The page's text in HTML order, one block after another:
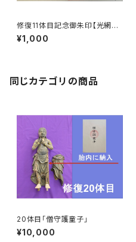
修復11体目記念御朱印【光網勝
童子】
¥1,000
同じカテゴリの商品
20体目「僧守護童子」
¥10,000